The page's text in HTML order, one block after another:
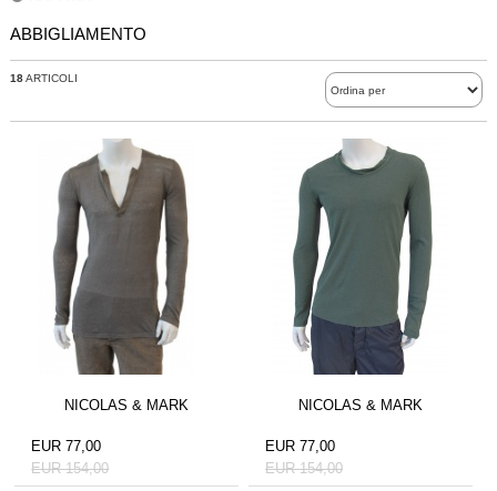
ABBIGLIAMENTO
18ARTICOLI
NICOLAS & MARK
EUR 77,00
EUR 154,00
NICOLAS & MARK
EUR 77,00
EUR 154,00